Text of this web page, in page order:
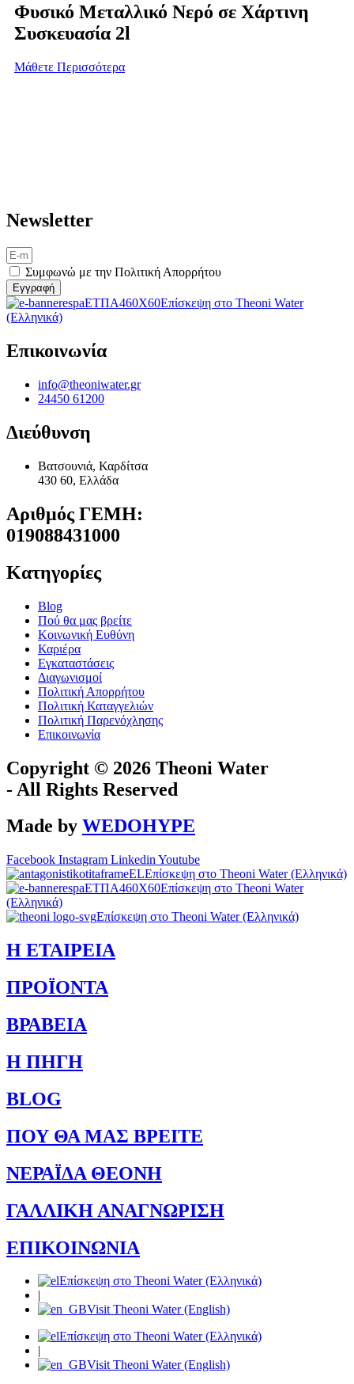
Φυσικό Μεταλλικό Νερό σε Χάρτινη
Συσκευασία 2l
Μάθετε Περισσότερα
Newsletter
Συμφωνώ με την Πολιτική Απορρήτου
Eγγραφή
Επίσκεψη στο Theoni Water
(Ελληνικά)
Επικοινωνία
info@theoniwater.gr
24450 61200
Διεύθυνση
Bατσουνιά, Καρδίτσα
430 60, Ελλάδα
Αριθμός ΓΕΜΗ:
019088431000
Κατηγορίες
Blog
Πού θα μας βρείτε
Κοινωνική Ευθύνη
Καριέρα
Εγκαταστάσεις
Διαγωνισμοί
Πολιτική Απορρήτου
Πολιτική Καταγγελιών
Πολιτική Παρενόχλησης
Eπικοινωνία
Copyright © 2026 Theoni Water
- All Rights Reserved
Made by WEDOHYPE
Facebook Instagram Linkedin Youtube
Επίσκεψη στο Theoni Water (Ελληνικά)
Επίσκεψη στο Theoni Water
(Ελληνικά)
Επίσκεψη στο Theoni Water (Ελληνικά)
Η ΕΤΑΙΡEΙΑ
ΠΡΟΪΟΝΤΑ
ΒΡΑΒΕΙΑ
Η ΠΗΓΗ
BLOG
ΠΟΥ ΘΑ ΜΑΣ ΒΡΕΙΤΕ
ΝΕΡΑΪΔΑ ΘΕΟΝΗ
ΓΑΛΛΙΚΗ ΑΝΑΓΝΩΡΙΣΗ
ΕΠΙΚΟΙΝΩΝΙΑ
Επίσκεψη στο Theoni Water (Ελληνικά)
|
Visit Theoni Water (English)
Επίσκεψη στο Theoni Water (Ελληνικά)
|
Visit Theoni Water (English)